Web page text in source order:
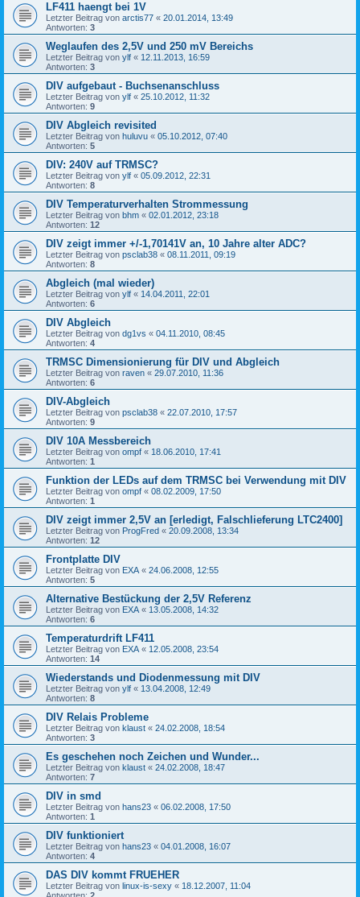
LF411 haengt bei 1V
Letzter Beitrag von arctis77 « 20.01.2014, 13:49
Antworten: 3
Weglaufen des 2,5V und 250 mV Bereichs
Letzter Beitrag von ylf « 12.11.2013, 16:59
Antworten: 3
DIV aufgebaut - Buchsenanschluss
Letzter Beitrag von ylf « 25.10.2012, 11:32
Antworten: 9
DIV Abgleich revisited
Letzter Beitrag von huluvu « 05.10.2012, 07:40
Antworten: 5
DIV: 240V auf TRMSC?
Letzter Beitrag von ylf « 05.09.2012, 22:31
Antworten: 8
DIV Temperaturverhalten Strommessung
Letzter Beitrag von bhm « 02.01.2012, 23:18
Antworten: 12
DIV zeigt immer +/-1,70141V an, 10 Jahre alter ADC?
Letzter Beitrag von psclab38 « 08.11.2011, 09:19
Antworten: 8
Abgleich (mal wieder)
Letzter Beitrag von ylf « 14.04.2011, 22:01
Antworten: 6
DIV Abgleich
Letzter Beitrag von dg1vs « 04.11.2010, 08:45
Antworten: 4
TRMSC Dimensionierung für DIV und Abgleich
Letzter Beitrag von raven « 29.07.2010, 11:36
Antworten: 6
DIV-Abgleich
Letzter Beitrag von psclab38 « 22.07.2010, 17:57
Antworten: 9
DIV 10A Messbereich
Letzter Beitrag von ompf « 18.06.2010, 17:41
Antworten: 1
Funktion der LEDs auf dem TRMSC bei Verwendung mit DIV
Letzter Beitrag von ompf « 08.02.2009, 17:50
Antworten: 1
DIV zeigt immer 2,5V an [erledigt, Falschlieferung LTC2400]
Letzter Beitrag von ProgFred « 20.09.2008, 13:34
Antworten: 12
Frontplatte DIV
Letzter Beitrag von EXA « 24.06.2008, 12:55
Antworten: 5
Alternative Bestückung der 2,5V Referenz
Letzter Beitrag von EXA « 13.05.2008, 14:32
Antworten: 6
Temperaturdrift LF411
Letzter Beitrag von EXA « 12.05.2008, 23:54
Antworten: 14
Wiederstands und Diodenmessung mit DIV
Letzter Beitrag von ylf « 13.04.2008, 12:49
Antworten: 8
DIV Relais Probleme
Letzter Beitrag von klaust « 24.02.2008, 18:54
Antworten: 3
Es geschehen noch Zeichen und Wunder...
Letzter Beitrag von klaust « 24.02.2008, 18:47
Antworten: 7
DIV in smd
Letzter Beitrag von hans23 « 06.02.2008, 17:50
Antworten: 1
DIV funktioniert
Letzter Beitrag von hans23 « 04.01.2008, 16:07
Antworten: 4
DAS DIV kommt FRUEHER
Letzter Beitrag von linux-is-sexy « 18.12.2007, 11:04